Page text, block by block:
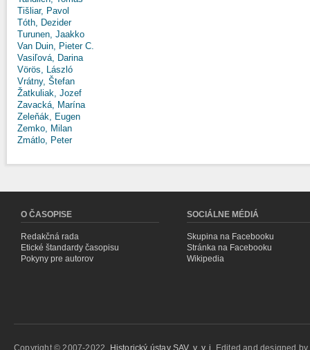
Tišliar, Pavol
Tóth, Dezider
Turunen, Jaakko
Van Duin, Pieter C.
Vasiľová, Darina
Vörös, László
Vrátny, Štefan
Žatkuliak, Jozef
Zavacká, Marína
Zeleňák, Eugen
Zemko, Milan
Zmátlo, Peter
O ČASOPISE
Redakčná rada
Etické štandardy časopisu
Pokyny pre autorov
SOCIÁLNE MÉDIÁ
Skupina na Facebooku
Stránka na Facebooku
Wikipedia